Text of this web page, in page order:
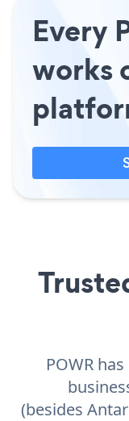
Every
works
POWR
(besides